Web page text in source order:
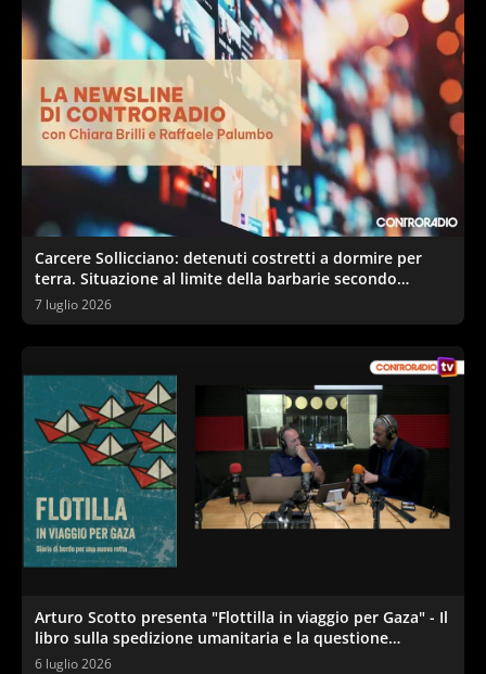
Carcere Sollicciano: detenuti costretti a dormire per
terra. Situazione al limite della barbarie secondo
sindacati e garante
7 luglio 2026
Arturo Scotto presenta "Flottilla in viaggio per Gaza" - Il
libro sulla spedizione umanitaria e la questione
palestinese
6 luglio 2026